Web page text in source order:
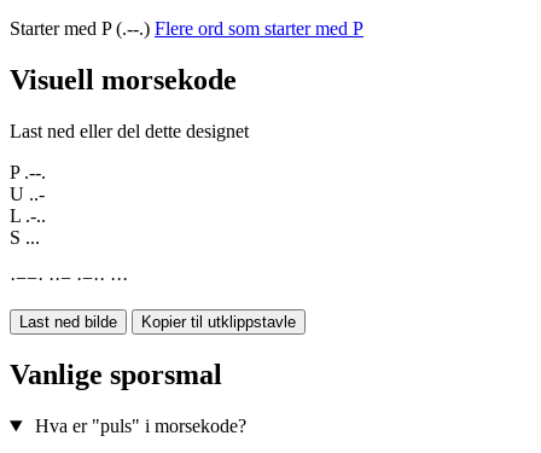
Starter med P (.--.) Flere ord som starter med P
Visuell morsekode
Last ned eller del dette designet
P .--.
U ..-
L .-..
S ...
·−−· ··− ·−·· ···
Last ned bilde Kopier til utklippstavle
Vanlige sporsmal
Hva er "puls" i morsekode?